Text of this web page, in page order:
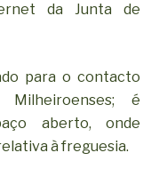
da Junta de
para o contacto
é
aberto, onde
à freguesia.